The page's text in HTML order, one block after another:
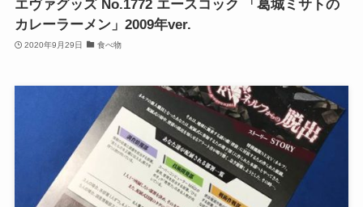
エヴァグッズ No.1772 エースコック 「葛城ミサトの
カレーラーメン」2009年ver.
2020年9月29日 食べ物